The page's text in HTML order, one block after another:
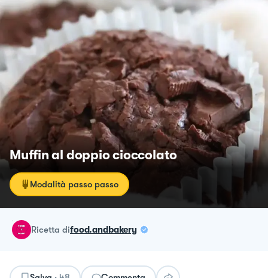
Muffin al doppio cioccolato
Modalità passo passo
ricetta difood.andbakery